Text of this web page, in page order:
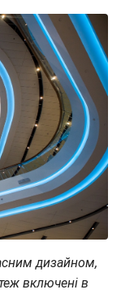
дизайном,
включені в